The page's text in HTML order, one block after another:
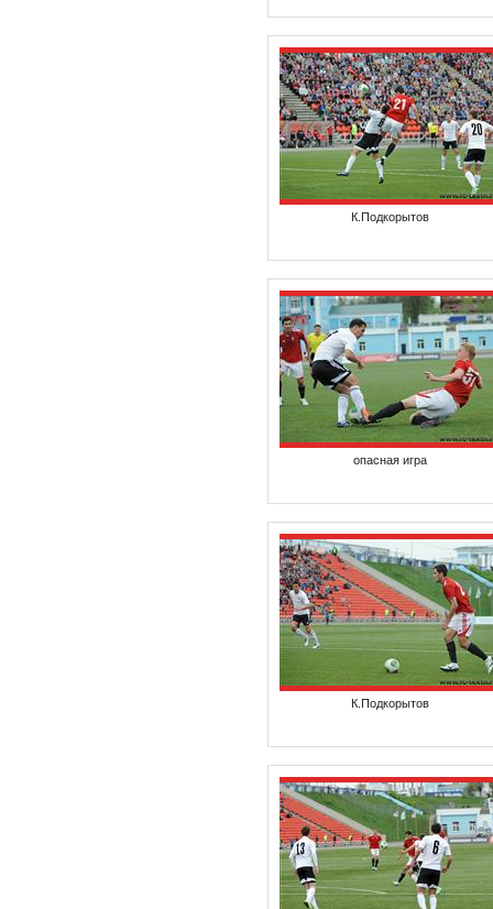
К.Подкорытов
опасная игра
К.Подкорытов